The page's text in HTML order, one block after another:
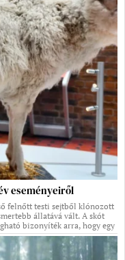
eseményeiről
felnőtt testi sejtből klónozott
állatává vált. A skót
bizonyíték arra, hogy egy